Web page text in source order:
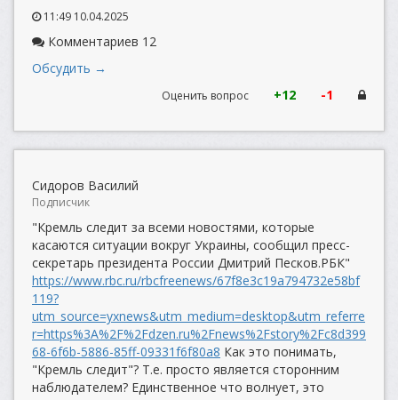
11:49 10.04.2025
Комментариев 12
Обсудить →
Оценить вопрос +12 -1
Сидоров Василий
Подписчик
"Кремль следит за всеми новостями, которые
касаются ситуации вокруг Украины, сообщил пресс-
секретарь президента России Дмитрий Песков.РБК"
https://www.rbc.ru/rbcfreenews/67f8e3c19a794732e58bf
119?
utm_source=yxnews&utm_medium=desktop&utm_referre
r=https%3A%2F%2Fdzen.ru%2Fnews%2Fstory%2Fc8d399
68-6f6b-5886-85ff-09331f6f80a8 Как это понимать,
"Кремль следит"? Т.е. просто является сторонним
наблюдателем? Единственное что волнует, это